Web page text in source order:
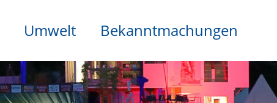
Umwelt Bekanntmachungen